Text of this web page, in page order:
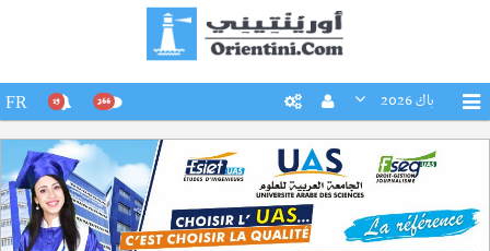
باك 2026 266
15
FR